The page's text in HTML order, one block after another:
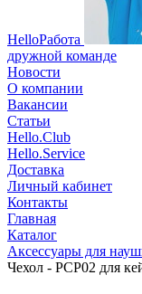
HelloРабота
дружной команде
Новости
О компании
Вакансии
Статьи
Hello.Club
Hello.Service
Доставка
Личный кабинет
Контакты
Главная
Каталог
Аксессуары для
Чехол - PCP02 для